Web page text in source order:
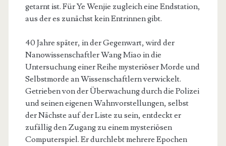
getarnt ist. Für Ye Wenjie zugleich eine Endstation,
aus der es zunächst kein Entrinnen gibt.
40 Jahre später, in der Gegenwart, wird der
Nanowissenschaftler Wang Miao in die
Untersuchung einer Reihe mysteriöser Morde und
Selbstmorde an Wissenschaftlern verwickelt.
Getrieben von der Überwachung durch die Polizei
und seinen eigenen Wahnvorstellungen, selbst
der Nächste auf der Liste zu sein, entdeckt er
zufällig den Zugang zu einem mysteriösen
Computerspiel. Er durchlebt mehrere Epochen